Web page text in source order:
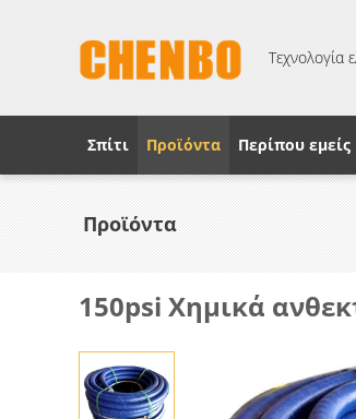
Τεχνολογία
Σπίτι Προϊόντα Περίπου εμείς
Προϊόντα
150psi Χημικά